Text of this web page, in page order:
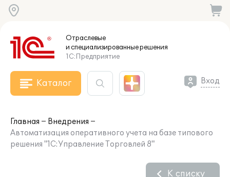
Отраслевые
и специализированныерешения
1С:Предприятие
Каталог Вход
Главная
Внедрения
Автоматизация оперативного учета на базе типового
решения "1С:Управление Торговлей 8"
К списку